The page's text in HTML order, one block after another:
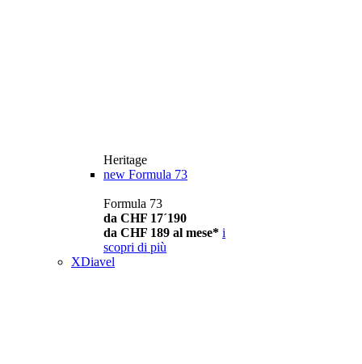
Heritage
new Formula 73
Formula 73
da CHF 17´190
da CHF 189 al mese* i
scopri di più
XDiavel